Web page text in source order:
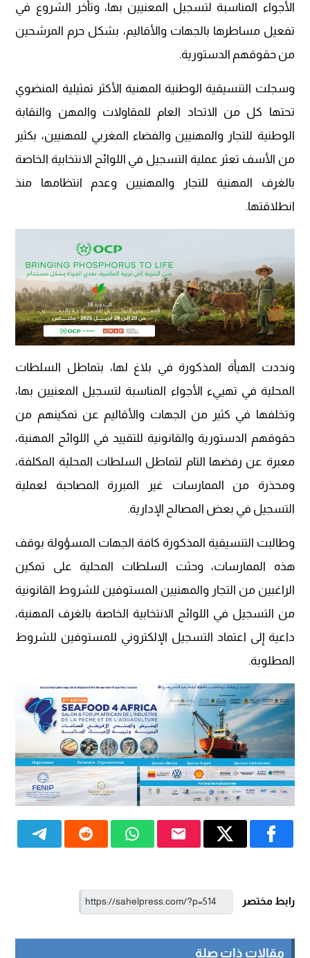
الأجواء المناسبة لتسجيل المعنيين بها، وتأخر الشروع في
تفعيل مساطرها بالجهات والأقاليم، بشكل حرم المرشحين
من حقوقهم الدستورية.
وسجلت التنسيقية الوطنية المهنية الأكثر تمثيلية المنضوي
تحتها كل من الاتحاد العام للمقاولات والمهن والنقابة
الوطنية للتجار والمهنيين والفضاء المغربي للمهنيين، بكثير
من الأسف تعثر عملية التسجيل في اللوائح الانتخابية الخاصة
بالغرف المهنية للتجار والمهنيين وعدم انتظامها منذ
انطلاقتها.
ونددت الهيأة المذكورة في بلاغ لها، بتماطل السلطات
المحلية في تهييء الأجواء المناسبة لتسجيل المعنيين بها،
وتخلفها في كثير من الجهات والأقاليم عن تمكينهم من
حقوقهم الدستورية والقانونية للتقييد في اللوائح المهنية،
معبرة عن رفضها التام لتماطل السلطات المحلية المكلفة،
ومحذرة من الممارسات غير المبررة المصاحبة لعملية
التسجيل في بعض المصالح الإدارية.
وطالبت التنسيقية المذكورة كافة الجهات المسؤولة بوقف
هذه الممارسات، وحثت السلطات المحلية على تمكين
الراغبين من التجار والمهنيين المستوفين للشروط القانونية
من التسجيل في اللوائح الانتخابية الخاصة بالغرف المهنية،
داعية إلى اعتماد التسجيل الإلكتروني للمستوفين للشروط
المطلوبة.
رابط مختصر
مقالات ذات صلة